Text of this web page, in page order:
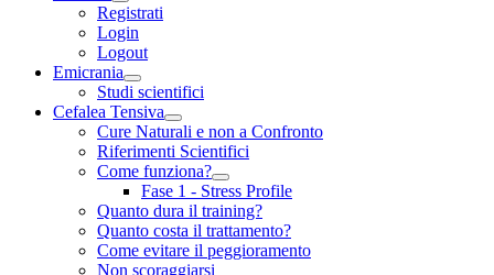
Registrati
Login
Logout
Emicrania
Studi scientifici
Cefalea Tensiva
Cure Naturali e non a Confronto
Riferimenti Scientifici
Come funziona?
Fase 1 - Stress Profile
Quanto dura il training?
Quanto costa il trattamento?
Come evitare il peggioramento
Non scoraggiarsi